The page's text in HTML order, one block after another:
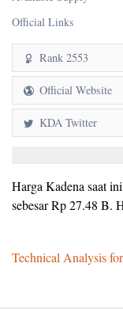
Official Links
Rank 2553
Official Website
KDA Twitter
Harga Kadena saat
sebesar Rp 27.48 B.
Technical Analysis